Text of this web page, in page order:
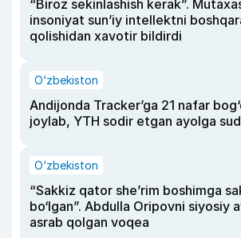
“Biroz sekinlashish kerak”.
insoniyat sun’iy intellektni
qolishidan xavotir bildirdi
O‘zbekiston
Andijonda Tracker’ga 21 nafar
joylab, YTH sodir etgan ayolga sud
O‘zbekiston
“Sakkiz qator she’rim boshimga
bo‘lgan”. Abdulla Oripovni siyosiy
asrab qolgan voqea